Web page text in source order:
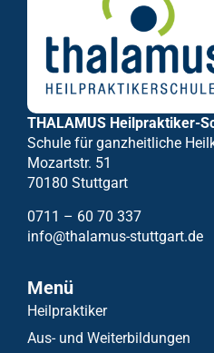
THALAMUS Heilpraktiker-
Schule für ganzheitliche
Mozartstr. 51
70180 Stuttgart
0711 – 60 70 337
info@thalamus-stuttgart.de
Menü
Heilpraktiker
Aus- und Weiterbildungen